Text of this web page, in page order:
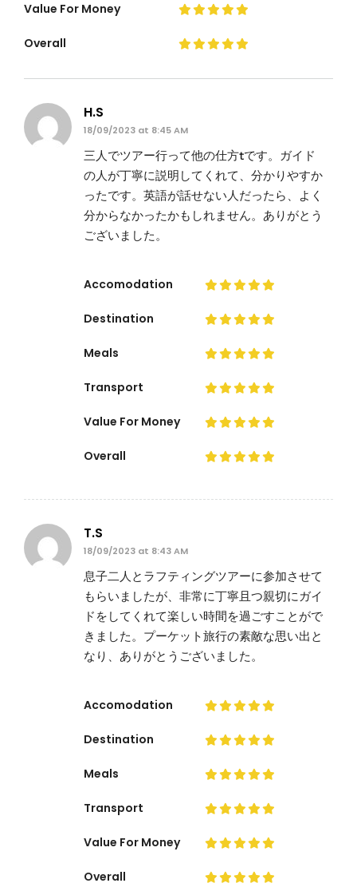
Value For Money
Overall
H.S
18/09/2023 at 8:45 AM
三人でツアー行って他の仕方tです。ガイド
の人が丁寧に説明してくれて、分かりやすか
ったです。英語が話せない人だったら、よく
分からなかったかもしれません。ありがとう
ございました。
Accomodation
Destination
Meals
Transport
Value For Money
Overall
T.S
18/09/2023 at 8:43 AM
息子二人とラフティングツアーに参加させて
もらいましたが、非常に丁寧且つ親切にガイ
ドをしてくれて楽しい時間を過ごすことがで
きました。プーケット旅行の素敵な思い出と
なり、ありがとうございました。
Accomodation
Destination
Meals
Transport
Value For Money
Overall